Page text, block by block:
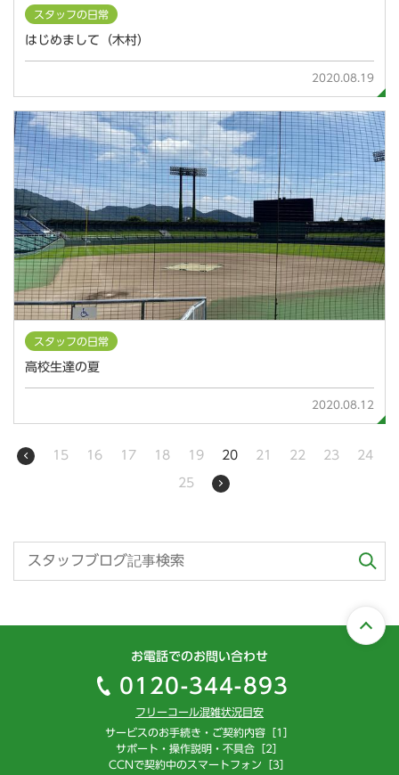
スタッフの日常
はじめまして（木村）
2020.08.19
スタッフの日常
高校生達の夏
2020.08.12
15 16 17 18 19 20 21 22 23 24
25
お電話でのお問い合わせ
0120-344-893
フリーコール混雑状況目安
サービスのお手続き・ご契約内容［1］
サポート・操作説明・不具合［2］
CCNで契約中のスマートフォン［3］